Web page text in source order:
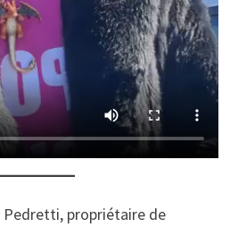
Pedretti, propriétaire de